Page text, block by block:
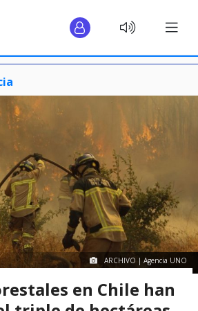
ARCHIVO | Agencia UNO
en Chile han